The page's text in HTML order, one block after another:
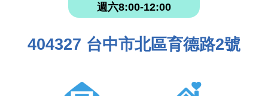
週六8:00-12:00
404327 台中市北區育德路2號